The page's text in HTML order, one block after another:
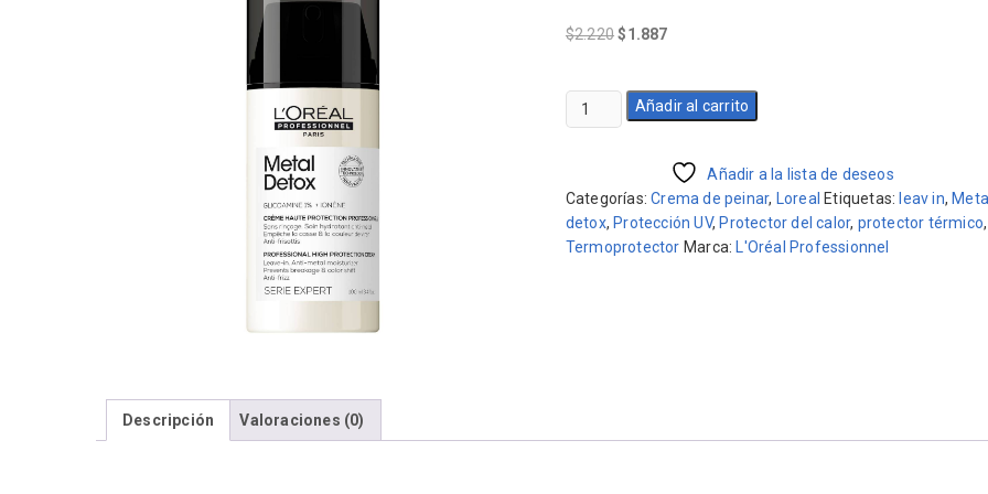
$2.220El
era:
$2.220.
$1.887El
es:
Metal
Detox
Anti
Metales
100ml
Añadir al carrito
Añadir a la lista de deseos
Categorías:Crema de peinar, Loreal Etiquetas: leav in,
detox, Protección UV, Protector del calor, protector térmico,
Termoprotector Marca: L'Oréal Professionnel
Descripción Valoraciones (0)